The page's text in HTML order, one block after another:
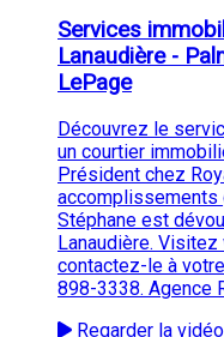
Services
Lanaudière -
LePage
Découvrez le
un courtier
Président chez
accomplissements
Stéphane est
Lanaudière.
contactez-le à
898-3338. Agence
Regarder la vidéo